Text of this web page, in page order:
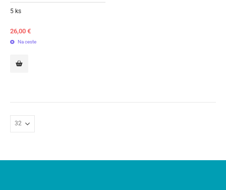
5 ks
26,00 €
Na ceste